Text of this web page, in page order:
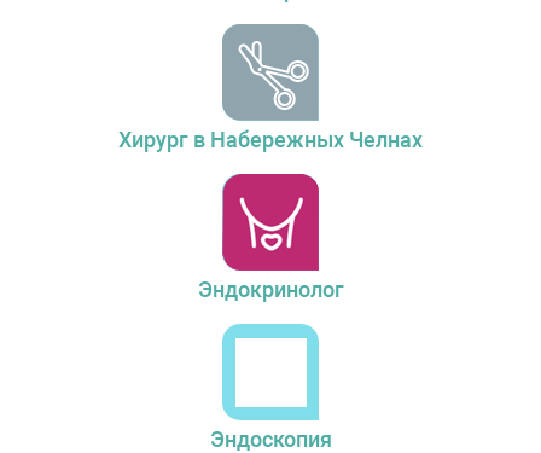
Хирург в Набережных Челнах
Эндокринолог
Эндоскопия